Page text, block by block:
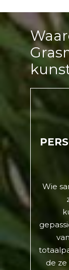
Wie
de